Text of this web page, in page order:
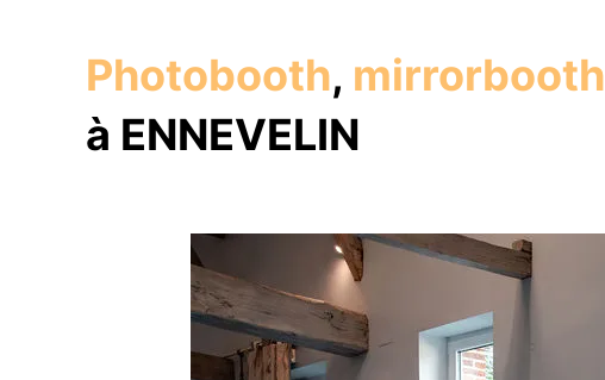
Photobooth, mirrorbooth
à ENNEVELIN